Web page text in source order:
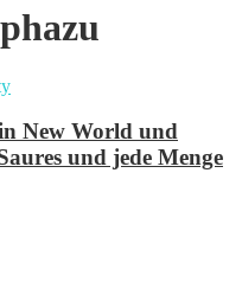
New World und
und jede Menge